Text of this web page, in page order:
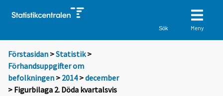
Sök Meny
Förstasidan >Statistik >
Förhandsuppgifter om
befolkningen > 2014>december
> Figurbilaga 2. Döda kvartalsvis